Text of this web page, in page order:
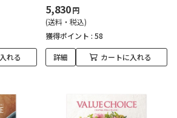
れる
5,830円
(送料・税込)
獲得ポイント : 58
詳細 カートに入れる